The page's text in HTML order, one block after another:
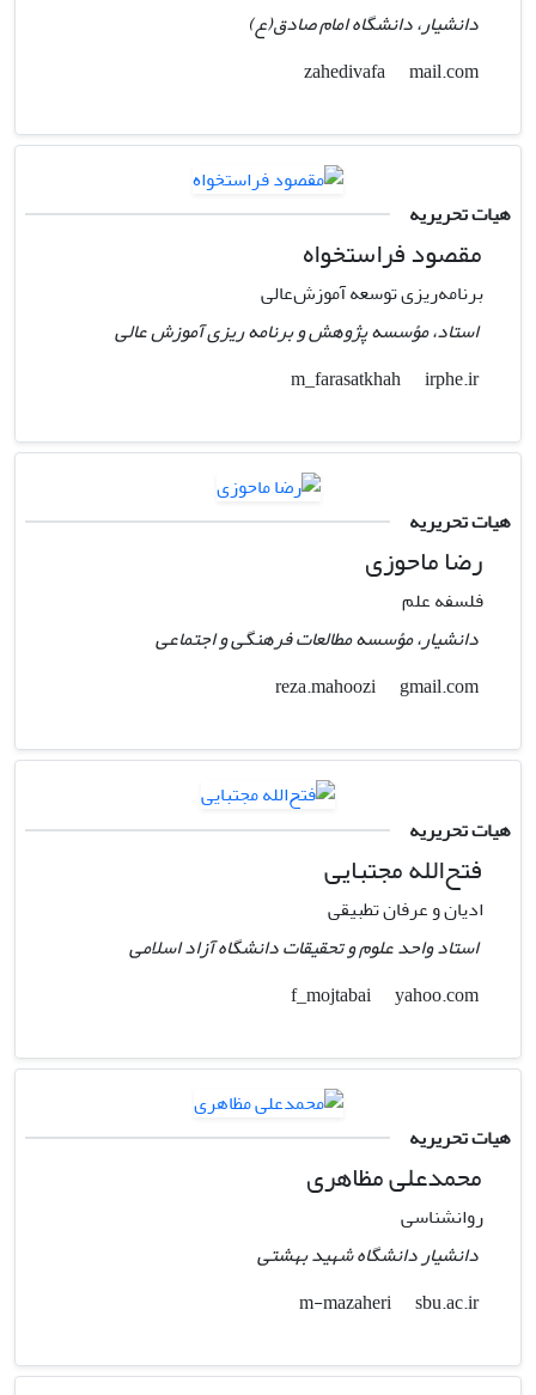
دانشیار، دانشگاه امام صادق(ع)
mail.com
هیات تحریریه
مقصود فراستخواه
برنامه‌ریزی توسعه آموزش‌عالی
استاد، مؤسسه پژوهش و برنامه ریزی آموزش عالی
m_farasatkhah
irphe.ir
هیات تحریریه
رضا ماحوزی
فلسفه علم
دانشیار، مؤسسه مطالعات فرهنگی و اجتماعی
gmail.com
هیات تحریریه
فتح‌الله مجتبایی
ادیان و عرفان تطبیقی
استاد واحد علوم و تحقیقات دانشگاه آزاد اسلامی
yahoo.com
هیات تحریریه
محمدعلی مظاهری
روانشناسی
دانشیار دانشگاه شهید بهشتی
m-mazaheri
sbu.ac.ir